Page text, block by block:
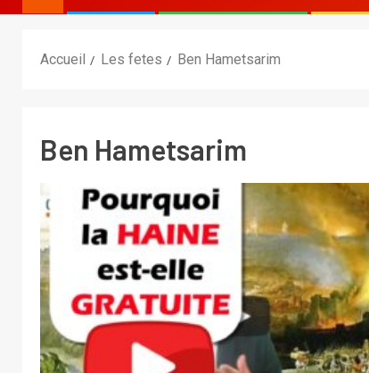
Accueil Les fetes Ben Hametsarim
Ben Hametsarim